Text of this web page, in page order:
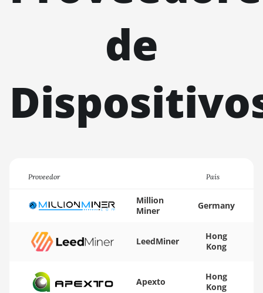
BITMAIN AntMiner
BITMAIN AntMiner
KS3 (8.3TH)
BITMAIN AntMiner
BITMAIN AntMiner
BITMAIN AntMiner
KS7
BITMAIN AntMiner
L11 (20Gh)
de
Proveedor País
Million
Miner
Germany
LeedMiner
Hong
Kong
Apexto
Hong
Kong